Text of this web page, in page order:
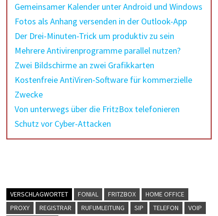
Gemeinsamer Kalender unter Android und Windows
Fotos als Anhang versenden in der Outlook-App
Der Drei-Minuten-Trick um produktiv zu sein
Mehrere Antivirenprogramme parallel nutzen?
Zwei Bildschirme an zwei Grafikkarten
Kostenfreie AntiViren-Software für kommerzielle
Zwecke
Von unterwegs über die FritzBox telefonieren
Schutz vor Cyber-Attacken
VERSCHLAGWORTET FONIAL FRITZBOX
HOME OFFICE
PROXY
REGISTRAR RUFUMLEITUNG SIP TELEFON
VOIP